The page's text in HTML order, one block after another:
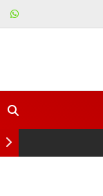
DA BİLİYOR